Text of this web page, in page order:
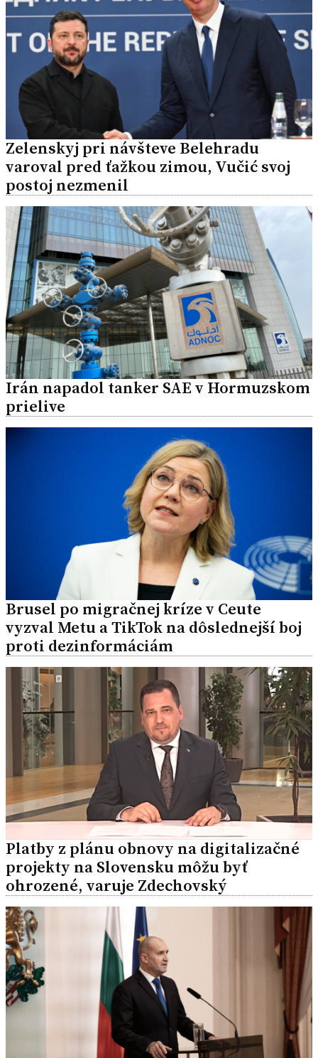
Zelenskyj pri návšteve Belehradu
varoval pred ťažkou zimou, Vučić svoj
postoj nezmenil
Irán napadol tanker SAE v Hormuzskom
prielive
Brusel po migračnej kríze v Ceute
vyzval Metu a TikTok na dôslednejší boj
proti dezinformáciám
Platby z plánu obnovy na digitalizačné
projekty na Slovensku môžu byť
ohrozené, varuje Zdechovský